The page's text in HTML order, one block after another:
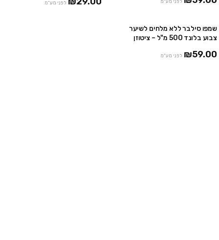
לפני מע"מ לפני מע"מ
שמפו סילבר ללא מלחים לשיער
צבוע בלונד 500 מ"ל – ציטוזן
₪59.00 לפני מע"מ